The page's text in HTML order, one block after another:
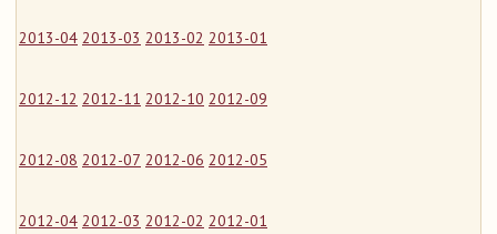
2013-04 2013-03 2013-02 2013-01
2012-12 2012-11 2012-10 2012-09
2012-08 2012-07 2012-06 2012-05
2012-04 2012-03 2012-02 2012-01